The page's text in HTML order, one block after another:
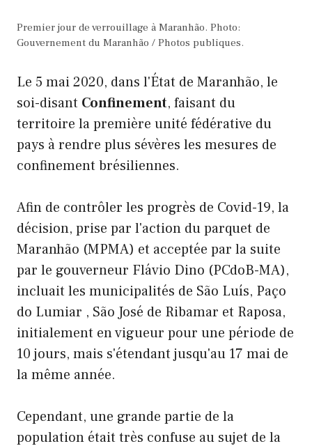
Premier jour de verrouillage à Maranhão. Photo:
Gouvernement du Maranhão / Photos publiques.
Le 5 mai 2020, dans l'État de Maranhão, le
soi-disant Confinement, faisant du
territoire la première unité fédérative du
pays à rendre plus sévères les mesures de
confinement brésiliennes.
Afin de contrôler les progrès de Covid-19, la
décision, prise par l'action du parquet de
Maranhão (MPMA) et acceptée par la suite
par le gouverneur Flávio Dino (PCdoB-MA),
incluait les municipalités de São Luís, Paço
do Lumiar , São José de Ribamar et Raposa,
initialement en vigueur pour une période de
10 jours, mais s'étendant jusqu'au 17 mai de
la même année.
Cependant, une grande partie de la
population était très confuse au sujet de la